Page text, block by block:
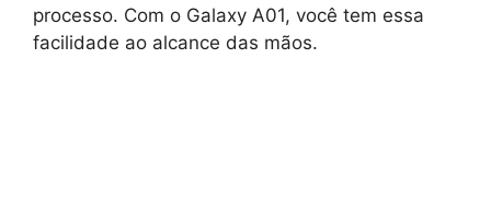
processo. Com o Galaxy A01, você tem essa
facilidade ao alcance das mãos.